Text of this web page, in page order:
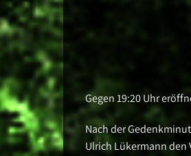
Gegen 19:20 Uhr
Nach der
Ulrich Lükermann den